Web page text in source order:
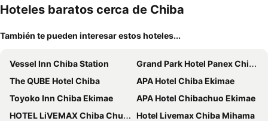
miento
Hoteles baratos cerca de Chiba
También te pueden interesar estos hoteles...
Vessel Inn Chiba Station
Grand Park Hotel Panex Chiba
The QUBE Hotel Chiba
APA Hotel Chiba Ekimae
Toyoko Inn Chiba Ekimae
APA Hotel Chibachuo Ekimae
HOTEL LiVEMAX Chiba Chuo-Ekimae
Hotel Livemax Chiba Mihama